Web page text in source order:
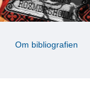
Om bibliografien